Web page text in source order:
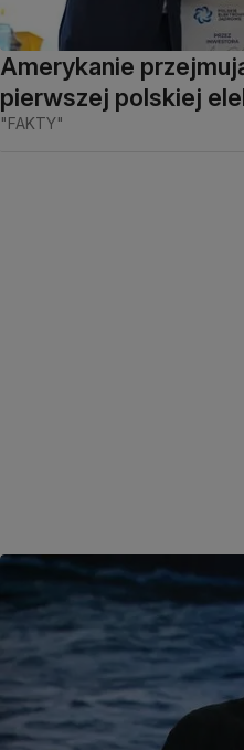
Amerykanie
pierwszej polskiej
"FAKTY"